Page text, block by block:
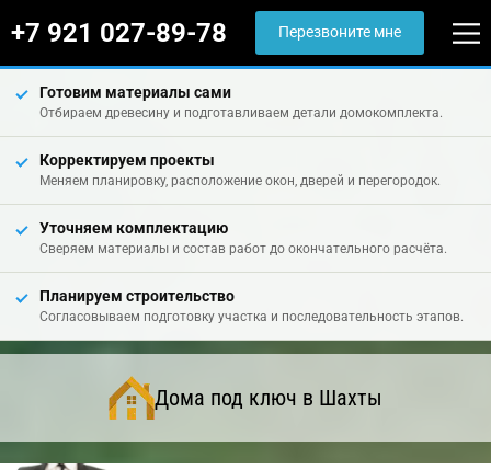
+7 921 027-89-78 Перезвоните мне
Готовим материалы сами
Отбираем древесину и подготавливаем детали домокомплекта.
Корректируем проекты
Меняем планировку, расположение окон, дверей и перегородок.
Уточняем комплектацию
Сверяем материалы и состав работ до окончательного расчёта.
Планируем строительство
Согласовываем подготовку участка и последовательность этапов.
Дома под ключ в Шахты